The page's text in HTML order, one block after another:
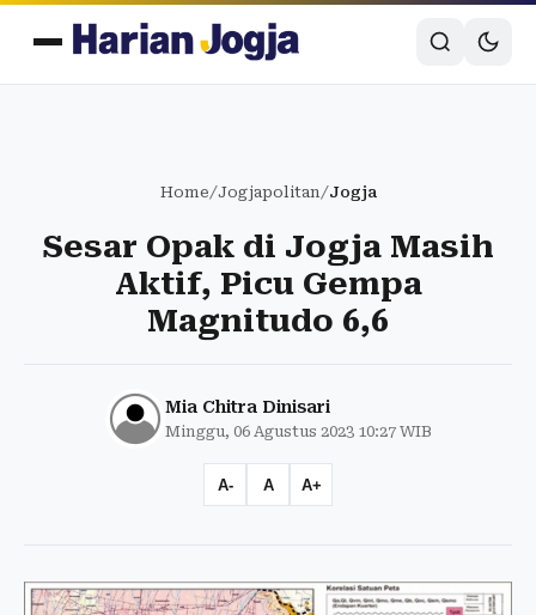
Home/Jogjapolitan/Jogja
Sesar Opak di Jogja Masih
Aktif, Picu Gempa
Magnitudo 6,6
Mia Chitra Dinisari
Minggu, 06 Agustus 2023 10:27 WIB
A- A A+